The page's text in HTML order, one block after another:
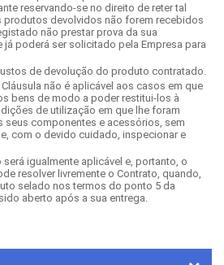
reservando-se no direito de reter tal
produtos devolvidos não forem recebidos
não prestar prova da sua
já poderá ser solicitado pela Empresa para
de devolução do produto contratado.
não é aplicável aos casos em que
bens de modo a poder restitui-los à
de utilização em que lhe foram
seus componentes e acessórios, sem
com o devido cuidado, inspecionar e
será igualmente aplicável e, portanto, o
resolver livremente o Contrato, quando,
selado nos termos do ponto 5 da
aberto após a sua entrega.